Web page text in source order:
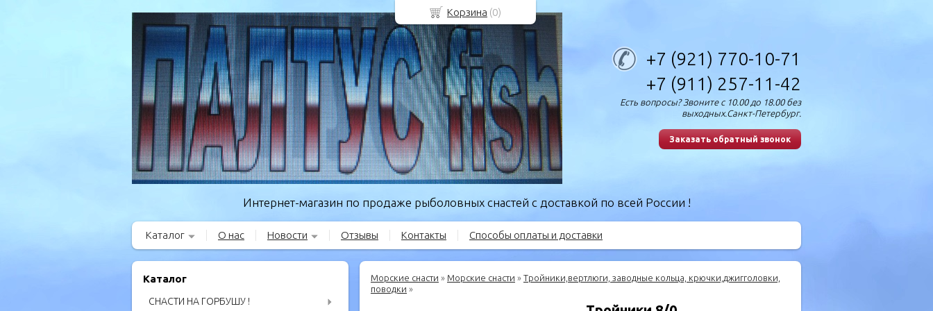
+7 (921) 770-10-71
+7 (911) 257-11-42
Есть вопросы? Звоните с 10.00 до 18.00 без
выходных.Санкт-Петербург.
Заказать обратный звонок
Интернет-магазин по продаже рыболовных снастей с доставкой по всей России !
Каталог О нас Новости Отзывы Контакты Способы оплаты и доставки
Каталог
СНАСТИ НА ГОРБУШУ !
Морские снасти » Морские снасти » Тройники,вертлюги, заводные кольца, крючки,джигголовки,
поводки »
Корзина (0)